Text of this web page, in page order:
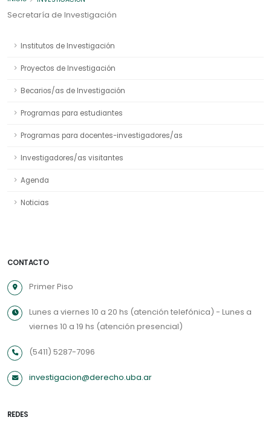
Secretaría de Investigación
Institutos de Investigación
Proyectos de Investigación
Becarios/as de Investigación
Programas para estudiantes
Programas para docentes-investigadores/as
Investigadores/as visitantes
Agenda
Noticias
CONTACTO
Primer Piso
Lunes a viernes 10 a 20 hs (atención telefónica) - Lunes a
viernes 10 a 19 hs (atención presencial)
(5411) 5287-7096
investigacion@derecho.uba.ar
REDES